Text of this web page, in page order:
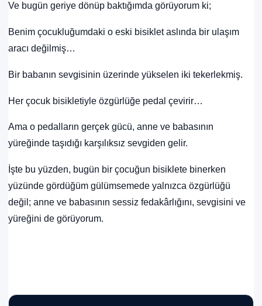
Ve bugün geriye dönüp baktığımda görüyorum ki;
Benim çocukluğumdaki o eski bisiklet aslında bir ulaşım
aracı değilmiş…
Bir babanın sevgisinin üzerinde yükselen iki tekerlekmiş.
Her çocuk bisikletiyle özgürlüğe pedal çevirir…
Ama o pedalların gerçek gücü, anne ve babasının
yüreğinde taşıdığı karşılıksız sevgiden gelir.
İşte bu yüzden, bugün bir çocuğun bisiklete binerken
yüzünde gördüğüm gülümsemede yalnızca özgürlüğü
değil; anne ve babasının sessiz fedakârlığını, sevgisini ve
yüreğini de görüyorum.